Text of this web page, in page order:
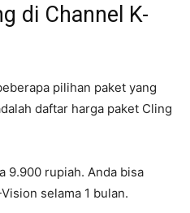
di Channel K-
pilihan paket yang
daftar harga paket Cling
9.900 rupiah. Anda bisa
selama 1 bulan.